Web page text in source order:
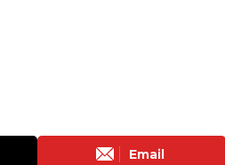
Email